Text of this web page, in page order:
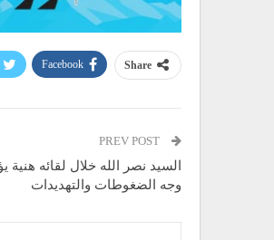
Share
Facebook
السيد نصر الله خلال لقائه
وجه الضغوطات والتهديدات